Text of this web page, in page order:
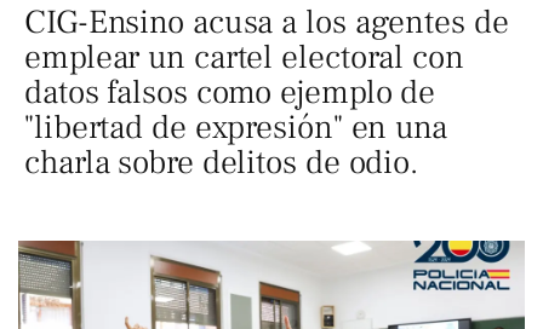
CIG-Ensino acusa a los agentes de
emplear un cartel electoral con
datos falsos como ejemplo de
"libertad de expresión" en una
charla sobre delitos de odio.